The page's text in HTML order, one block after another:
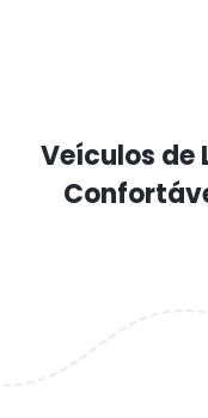
Veículos de